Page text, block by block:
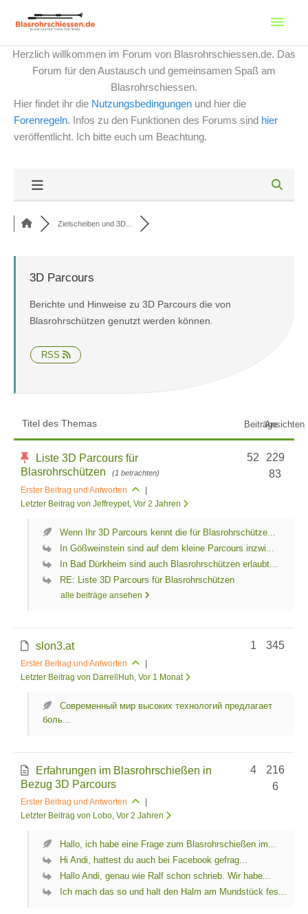
Inhalt
Herzlich willkommen im Forum von Blasrohrschiessen.de. Das
Forum für den Austausch und gemeinsamen Spaß am
Blasrohrschiessen.
Hier findet ihr die Nutzungsbedingungen und hier die
Forenregeln. Infos zu den Funktionen des Forums sind hier
veröffentlicht. Ich bitte euch um Beachtung.
Zielscheiben und 3D...
3D Parcours
Berichte und Hinweise zu 3D Parcours die von
Blasrohrschützen genutzt werden können.
RSS
Titel des Themas Ansichten
Beiträge
Liste 3D Parcours für
Blasrohrschützen
(1 betrachten)
Erster Beitrag und Antworten
|
Letzter Beitrag von Jeffreypet, Vor 2 Jahren
229
83
52
Wenn Ihr 3D Parcours kennt die für Blasrohrschütze...
In Gößweinstein sind auf dem kleine Parcours inzwi...
In Bad Dürkheim sind auch Blasrohrschützen erlaubt...
RE: Liste 3D Parcours für Blasrohrschützen
alle beiträge ansehen
slon3.at
Erster Beitrag und Antworten
|
Letzter Beitrag von DarrellHuh , Vor 1 Monat
345
1
Современный мир высоких технологий предлагает
боль...
Erfahrungen im Blasrohrschießen in
Bezug 3D Parcours
Erster Beitrag und Antworten
|
Letzter Beitrag von Lobo , Vor 2 Jahren
216
6
4
Hallo, ich habe eine Frage zum Blasrohrschießen im...
Hi Andi, hattest du auch bei Facebook gefrag...
Hallo Andi, genau wie Ralf schon schrieb. Wir habe...
Ich mach das so und halt den Halm am Mundstück fes...